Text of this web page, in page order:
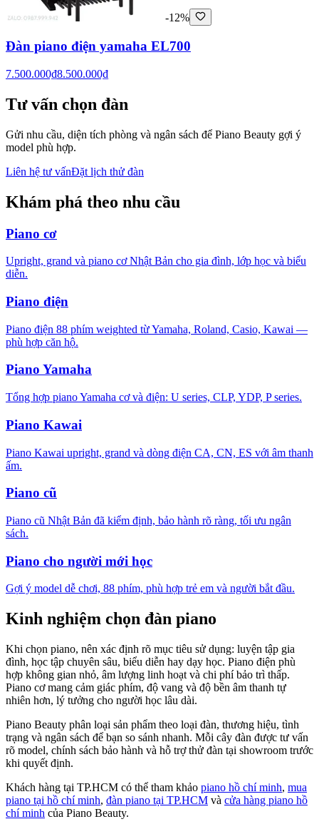
-12%
Đàn piano điện yamaha EL700
7.500.000₫8.500.000₫
Tư vấn chọn đàn
Gửi nhu cầu, diện tích phòng và ngân sách để Piano Beauty gợi ý
model phù hợp.
Liên hệ tư vấnĐặt lịch thử đàn
Khám phá theo nhu cầu
Piano cơ
Upright, grand và piano cơ Nhật Bản cho gia đình, lớp học và biểu
diễn.
Piano điện
Piano điện 88 phím weighted từ Yamaha, Roland, Casio, Kawai —
phù hợp căn hộ.
Piano Yamaha
Tổng hợp piano Yamaha cơ và điện: U series, CLP, YDP, P series.
Piano Kawai
Piano Kawai upright, grand và dòng điện CA, CN, ES với âm thanh
ấm.
Piano cũ
Piano cũ Nhật Bản đã kiểm định, bảo hành rõ ràng, tối ưu ngân
sách.
Piano cho người mới học
Gợi ý model dễ chơi, 88 phím, phù hợp trẻ em và người bắt đầu.
Kinh nghiệm chọn đàn piano
Khi chọn piano, nên xác định rõ mục tiêu sử dụng: luyện tập gia
đình, học tập chuyên sâu, biểu diễn hay dạy học. Piano điện phù
hợp không gian nhỏ, âm lượng linh hoạt và chi phí bảo trì thấp.
Piano cơ mang cảm giác phím, độ vang và độ bền âm thanh tự
nhiên hơn, lý tưởng cho người học lâu dài.
Piano Beauty phân loại sản phẩm theo loại đàn, thương hiệu, tình
trạng và ngân sách để bạn so sánh nhanh. Mỗi cây đàn được tư vấn
rõ model, chính sách bảo hành và hỗ trợ thử đàn tại showroom trước
khi quyết định.
Khách hàng tại TP.HCM có thể tham khảo piano hồ chí minh, mua
piano tại hồ chí minh, đàn piano tại TP.HCM và cửa hàng piano hồ
chí minh của Piano Beauty.